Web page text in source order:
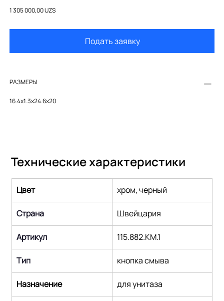
Цена
1 305 000,00 UZS
Подать заявку
РАЗМЕРЫ
16.4x1.3x24.6x20
Технические характеристики
Цвет хром, черный
Страна Швейцария
Артикул 115.882.KM.1
Тип кнопка смыва
Назначение для унитаза